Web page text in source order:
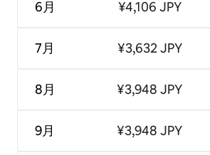
6月
7月
8月
9月
¥4,106 JPY
¥3,632 JPY
¥3,948 JPY
¥3,948 JPY